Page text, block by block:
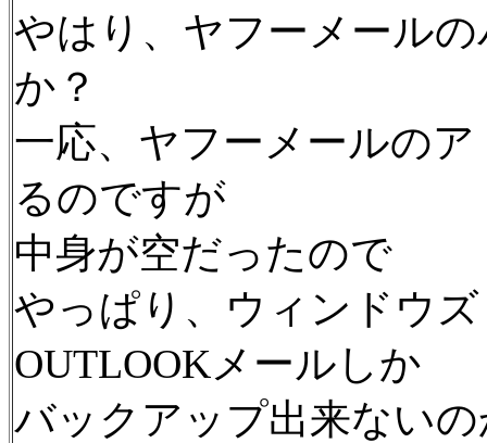
やはり、ヤフーメール
か？
一応、ヤフーメールの
るのですが
中身が空だったので
やっぱり、ウィンドウ
OUTLOOKメールしか
バックアップ出来ない